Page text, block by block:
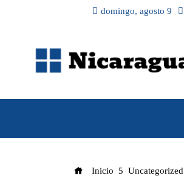
domingo, agosto 9
Inicio
Uncategorized